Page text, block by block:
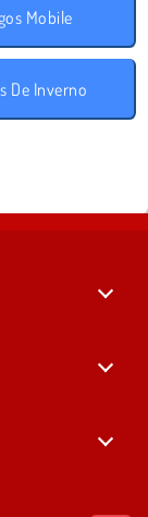
Mobile
De Inverno